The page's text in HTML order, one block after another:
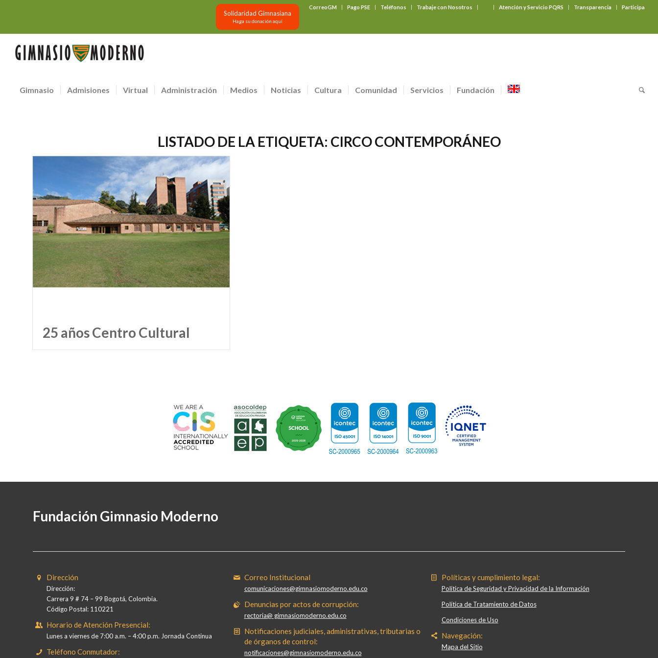
CorreoGM Pago PSE Teléfonos Trabaje con Nosotros Atención y Servicio PQRS Transparencia Participa
Solidaridad Gimnasiana
Haga su donación aquí
Gimnasio Admisiones Virtual Administración Medios Noticias Cultura Comunidad Servicios Fundación
LISTADO DE LA ETIQUETA: CIRCO CONTEMPORÁNEO
25 años Centro Cultural
Fundación Gimnasio Moderno
Dirección
Dirección:
Carrera 9 # 74 – 99 Bogotá, Colombia.
Código Postal: 110221
Horario de Atención Presencial:
Lunes a viernes de 7:00 a.m. – 4:00 p.m. Jornada Continua
Teléfono Conmutador:
Correo Institucional
comunicaciones@gimnasiomoderno.edu.co
Denuncias por actos de corrupción:
rectoria@ gimnasiomoderno.edu.co
Notificaciones judiciales, administrativas, tributarias o
de órganos de control:
notificaciones@gimnasiomoderno.edu.co
Políticas y cumplimiento legal:
Política de Seguridad y Privacidad de la Información
Política de Tratamiento de Datos
Condiciones de Uso
Navegación:
Mapa del Sitio